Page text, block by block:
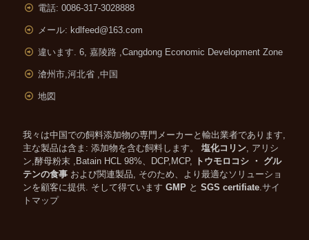
電話: 0086-317-3028888
メール: kdlfeed@163.com
違います. 6, 嘉陵路 ,Cangdong Economic Development Zone
滄州市,河北省 ,中国
地図
我々は中国での飼料添加物の専門メーカーと輸出業者であります,
主な製品は含ま: 添加物を含む飼料します。 塩化コリン , アリシ
ン,酵母粉末 ,Batain HCL 98%、DCP,MCP,
トウモロコシ ・ グル
テンの食事 および関連製品, そのため、より最適なソリューショ
ンを顧客に提供. そして得ています GMP と SGS certifiate サイ
トマップ